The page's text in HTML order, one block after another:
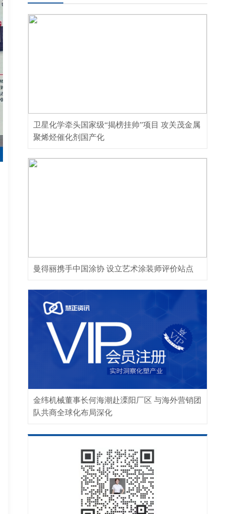
卫星化学牵头国家级“揭榜挂帅”项目 攻关茂金属
聚烯烃催化剂国产化
曼得丽携手中国涂协 设立艺术涂装师评价站点
金纬机械董事长何海潮赴溧阳厂区 与海外营销团
队共商全球化布局深化